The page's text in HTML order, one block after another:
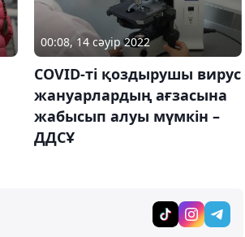
00:08, 14 сәуір 2022
COVID-ті қоздырушы вирус
жануарлардың ағзасына
жабысып алуы мүмкін –
ДДСҰ